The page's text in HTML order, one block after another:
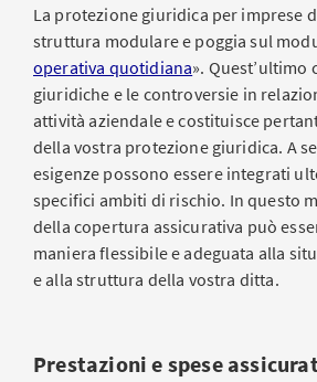
La protezione giuridica per imprese di
struttura modulare e poggia sul
operativa quotidiana». Quest’ultimo
giuridiche e le controversie in
attività aziendale e costituisce
della vostra protezione giuridica. A
esigenze possono essere integrati
specifici ambiti di rischio. In questo
della copertura assicurativa può
maniera flessibile e adeguata alla
e alla struttura della vostra ditta.
Prestazioni e spese